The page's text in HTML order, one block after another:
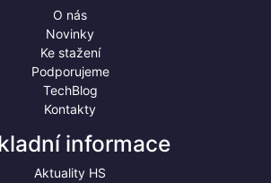
O nás
Novinky
Ke stažení
Podporujeme
TechBlog
Kontakty
informace
Aktuality HS